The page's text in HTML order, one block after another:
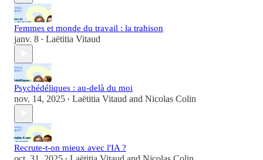
Femmes et monde du travail : la trahison
janv. 8 • Laëtitia Vitaud
Psychédéliques : au-delà du moi
nov. 14, 2025 • Laëtitia Vitaud and Nicolas Colin
Recrute-t-on mieux avec l'IA ?